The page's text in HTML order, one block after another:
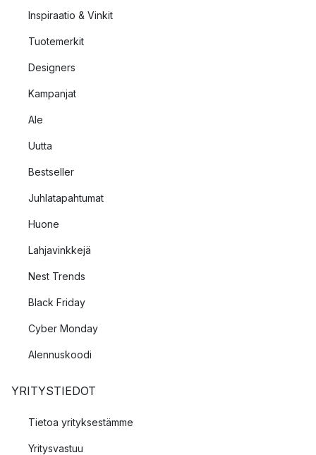
Inspiraatio & Vinkit
Tuotemerkit
Designers
Kampanjat
Ale
Uutta
Bestseller
Juhlatapahtumat
Huone
Lahjavinkkejä
Nest Trends
Black Friday
Cyber Monday
Alennuskoodi
YRITYSTIEDOT
Tietoa yrityksestämme
Yritysvastuu